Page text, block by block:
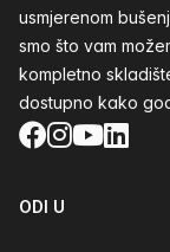
usmjerenom
smo što vam
kompletno
dostupno kako
Facebook
Instagram
YouTube
ODI U